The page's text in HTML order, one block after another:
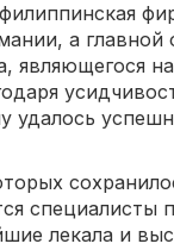
а главной
являющегося
удалось
специалисты
лекала и